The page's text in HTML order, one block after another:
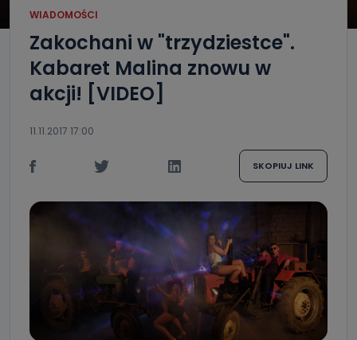
WIADOMOŚCI
Zakochani w "trzydziestce".
Kabaret Malina znowu w
akcji! [VIDEO]
11.11.2017 17:00
SKOPIUJ LINK